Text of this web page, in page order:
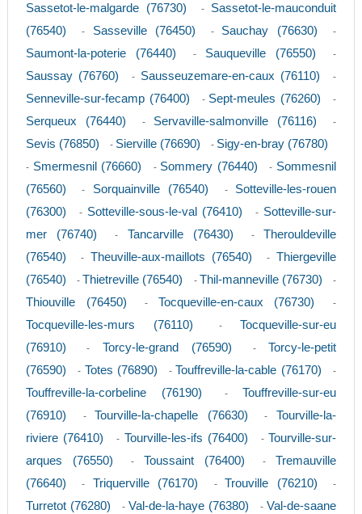
Sassetot-le-malgarde (76730) - Sassetot-le-mauconduit
(76540)
- Sasseville (76450) - Sauchay (76630) -
Saumont-la-poterie (76440) - Sauqueville (76550) -
Saussay (76760) - Sausseuzemare-en-caux (76110) -
Senneville-sur-fecamp (76400) - Sept-meules (76260) -
Serqueux (76440) - Servaville-salmonville (76116) -
Sevis (76850) - Sierville (76690) - Sigy-en-bray (76780)
- Smermesnil (76660) - Sommery (76440) - Sommesnil
(76560)
- Sorquainville (76540) - Sotteville-les-rouen
(76300)
- Sotteville-sous-le-val (76410) - Sotteville-sur-
mer (76740)
- Tancarville (76430) - Therouldeville
(76540)
- Theuville-aux-maillots (76540) - Thiergeville
(76540)
- Thietreville (76540) - Thil-manneville (76730) -
Thiouville (76450) - Tocqueville-en-caux (76730) -
Tocqueville-les-murs (76110) - Tocqueville-sur-eu
(76910)
- Torcy-le-grand (76590) - Torcy-le-petit
(76590)
- Totes (76890) - Touffreville-la-cable (76170) -
Touffreville-la-corbeline (76190) - Touffreville-sur-eu
(76910)
- Tourville-la-chapelle (76630) - Tourville-la-
riviere (76410)
- Tourville-les-ifs (76400) - Tourville-sur-
arques (76550)
- Toussaint (76400) - Tremauville
(76640)
- Triquerville (76170) - Trouville (76210) -
Turretot (76280) - Val-de-la-haye (76380) - Val-de-saane